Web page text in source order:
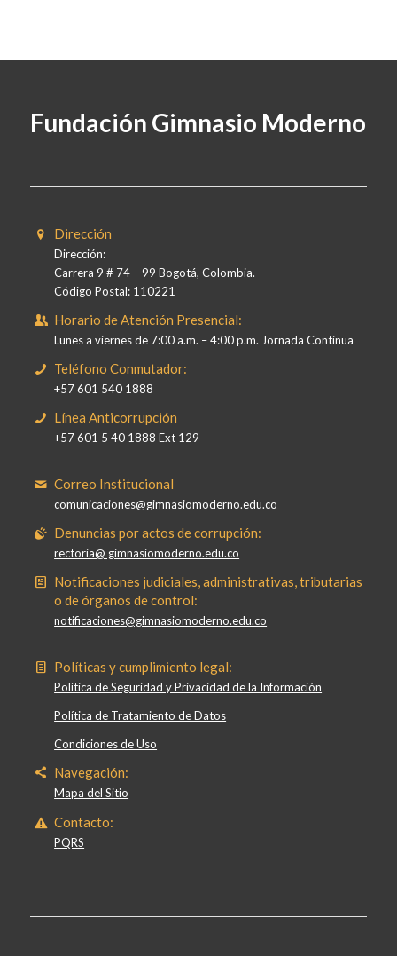
Fundación Gimnasio Moderno
Dirección
Dirección:
Carrera 9 # 74 – 99 Bogotá, Colombia.
Código Postal: 110221
Horario de Atención Presencial:
Lunes a viernes de 7:00 a.m. – 4:00 p.m. Jornada Continua
Teléfono Conmutador:
+57 601 540 1888
Línea Anticorrupción
+57 601 5 40 1888 Ext 129
Correo Institucional
comunicaciones@gimnasiomoderno.edu.co
Denuncias por actos de corrupción:
rectoria@ gimnasiomoderno.edu.co
Notificaciones judiciales, administrativas, tributarias
o de órganos de control:
notificaciones@gimnasiomoderno.edu.co
Políticas y cumplimiento legal:
Política de Seguridad y Privacidad de la Información
Política de Tratamiento de Datos
Condiciones de Uso
Navegación:
Mapa del Sitio
Contacto:
PQRS